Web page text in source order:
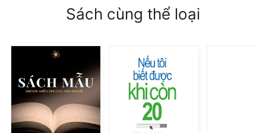
Sách cùng thể loại